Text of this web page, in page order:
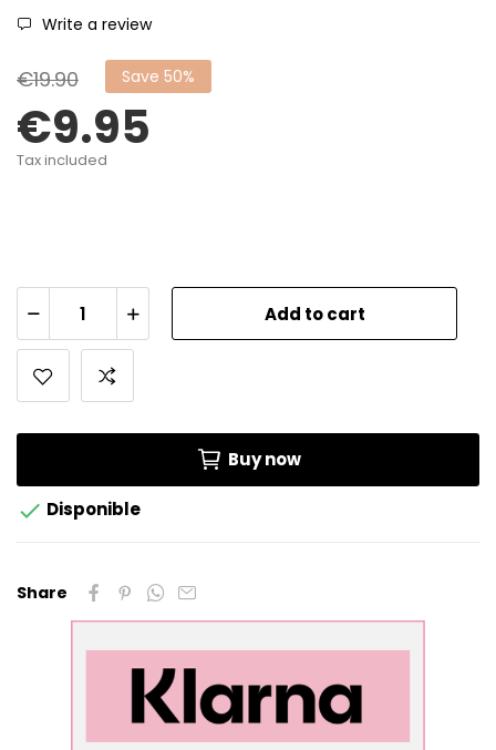
Write a review
€19.90 Save 50%
€9.95
Tax included
Add to cart
Buy now
 Disponible
Share